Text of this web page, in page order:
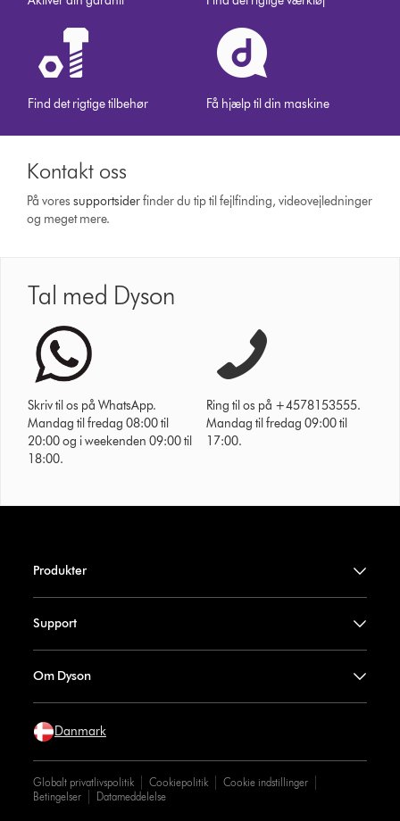
Find det rigtige tilbehør Få hjælp til din maskine
Kontakt oss
På voressupport­siderfinder du tip til fejlfinding, video­vejledninger
og meget mere.
Tal med Dyson
Skriv til os på WhatsApp.
Mandag til fredag 08:00 til
20:00 og i weekenden 09:00 til
18:00.
Ring til os på +4578153555.
Mandag til fredag 09:00 til
17:00.
Produkter
Support
Om Dyson
Danmark
Globalt privatlivspolitik Cookiepolitik
Cookie indstillinger
Betingelser
Datameddelelse